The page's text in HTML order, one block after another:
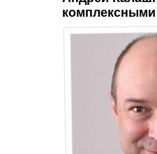
комплексными